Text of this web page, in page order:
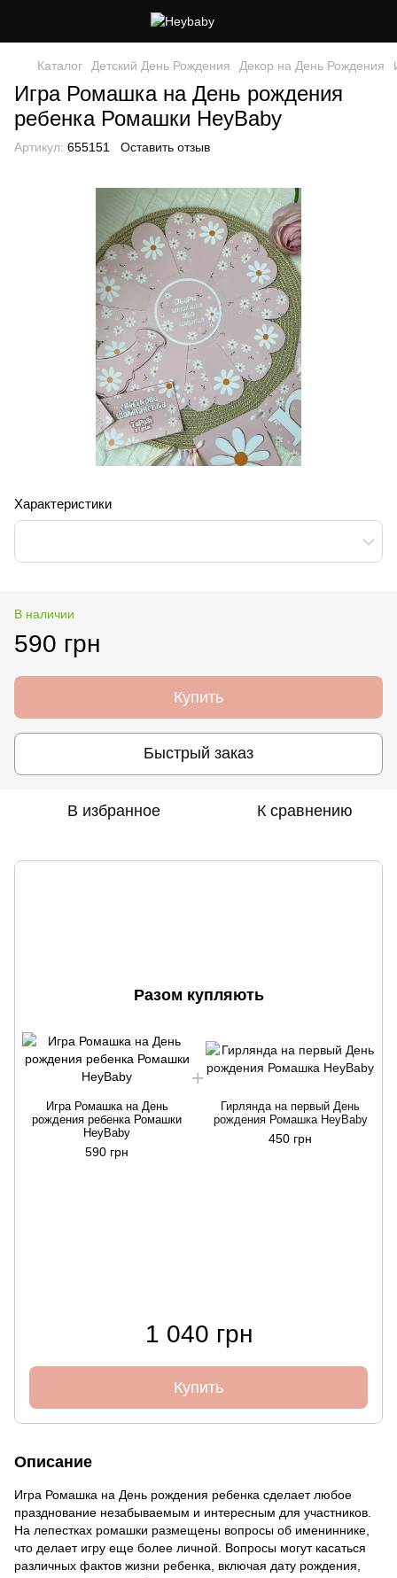
Каталог Детский День Рождения Декор на День Рождения
Игра Ромашка на День рождения
ребенка Ромашки HeyBaby
Артикул: 655151 Оставить отзыв
Характеристики
В наличии
590 грн
Купить
Быстрый заказ
В избранное К сравнению
Разом купляють
Игра Ромашка на День
рождения ребенка Ромашки
HeyBaby
590 грн
Гирлянда на первый День
рождения Ромашка HeyBaby
450 грн
1 040 грн
Купить
Описание
Игра Ромашка на День рождения ребенка сделает любое
празднование незабываемым и интересным для участников.
На лепестках ромашки размещены вопросы об имениннике,
что делает игру еще более личной. Вопросы могут касаться
различных фактов жизни ребенка, включая дату рождения,